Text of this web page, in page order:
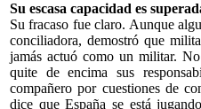
Su escasa capacidad es
Su fracaso fue claro. Aunque
conciliadora, demostró que
jamás actuó como un militar.
quite de encima sus
compañero por cuestiones de
dice que España se está